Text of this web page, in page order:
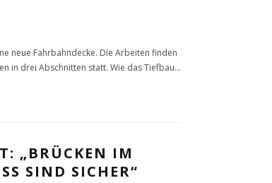
neue Fahrbahndecke. Die Arbeiten finden
in drei Abschnitten statt. Wie das Tiefbau...
„BRÜCKEN IM
SIND SICHER“